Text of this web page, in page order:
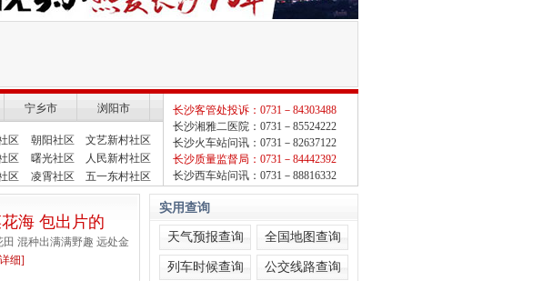
宁乡市 浏阳市
区 朝阳社区
文艺新村社区
区 曙光社区
人民新村社区
区 凌霄社区 五一东村社区
长沙客管处投诉：0731－84303488
长沙湘雅二医院：0731－85524222
长沙火车站问讯：0731－82637122
长沙质量监督局：0731－84442392
长沙西车站问讯：0731－88816332
海 包出片的
混种出满满野趣 远处金
细]
实用查询
天气预报查询 全国地图查询
列车时候查询 公交线路查询